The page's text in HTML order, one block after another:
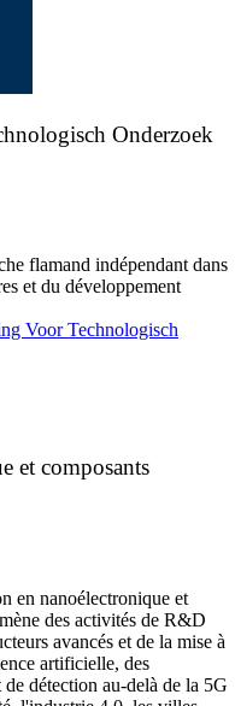
Onderzoek
flamand indépendant dans
et du développement
Voor Technologisch
et composants
en nanoélectronique et
des activités de R&D
avancés et de la mise à
artificielle, des
détection au-delà de la 5G